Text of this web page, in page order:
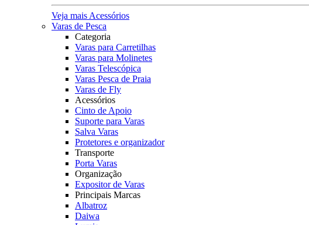
Veja mais Acessórios
Varas de Pesca
Categoria
Varas para Carretilhas
Varas para Molinetes
Varas Telescópica
Varas Pesca de Praia
Varas de Fly
Acessórios
Cinto de Apoio
Suporte para Varas
Salva Varas
Protetores e organizador
Transporte
Porta Varas
Organização
Expositor de Varas
Principais Marcas
Albatroz
Daiwa